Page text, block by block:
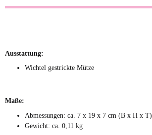
Ausstattung:
Wichtel gestrickte Mütze
Maße:
Abmessungen: ca. 7 x 19 x 7 cm (B x H x T)
Gewicht: ca. 0,11 kg